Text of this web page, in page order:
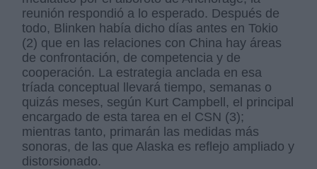
reunión respondió a lo esperado. Después de
todo, Blinken había dicho días antes en Tokio
(2) que en las relaciones con China hay áreas
de confrontación, de competencia y de
cooperación. La estrategia anclada en esa
tríada conceptual llevará tiempo, semanas o
quizás meses, según Kurt Campbell, el principal
encargado de esta tarea en el CSN (3);
mientras tanto, primarán las medidas más
sonoras, de las que Alaska es reflejo ampliado y
distorsionado.